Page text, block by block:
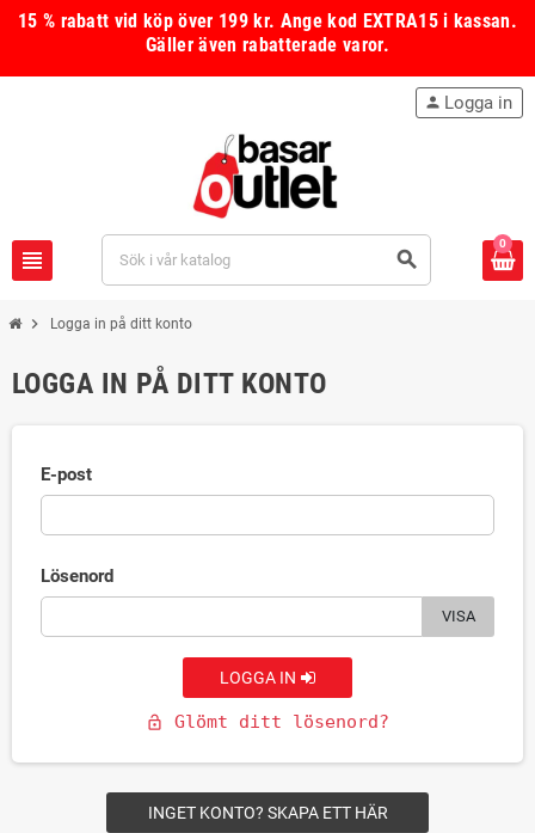
15 % rabatt vid köp över 199 kr. Ange kod EXTRA15i kassan.
Gäller även rabatterade varor.
view_headline search
person Logga in
0
chevron_right Logga in på ditt konto
LOGGA IN PÅ DITT KONTO
E-post
Lösenord
VISA
LOGGA IN
lock_open Glömt ditt lösenord?
INGET KONTO? SKAPA ETT HÄR